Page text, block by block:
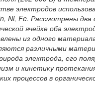
электродов
Ni, Fe. Рассмотрены два
ячейке оба
из одного
различными
электрода, его
и кинетику
процессов в